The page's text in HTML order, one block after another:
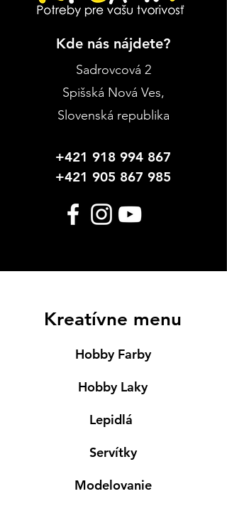
Kde nás nájdete?
Sadrovcová 2
Spišská Nová Ves,
Slovenská republika
+421 918 994 867
+421 905 867 985
Kreatívne menu
Hobby Farby
Hobby Laky
Lepidlá
Servítky
Modelovanie